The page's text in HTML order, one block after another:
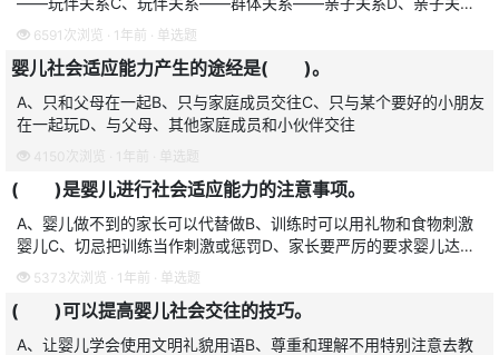
——玩伴关系——群体关系
6591次浏览 · 1年前 · 单选题
婴儿社会适应能力产生的途经是( )。
A、只和父母在一起B、只与家庭成员交往C、只与某个要好的小朋友
在一起玩D、与父母、其他家庭成员和小伙伴交往
4150次浏览 · 1年前 · 单选题
( )是婴儿进行社会适应能力的注意事项。
A、婴儿做不到的家长可以代替做B、训练时可以用礼物和食物刺激
婴儿C、切忌把训练当作刺激或惩罚D、家长要严厉的要求婴儿达到
预定的目标
5373次浏览 · 1年前 · 单选题
( )可以提高婴儿社会交往的技巧。
A、让婴儿学会使用文明礼貌用语B、尊重和理解不用特别注意去教